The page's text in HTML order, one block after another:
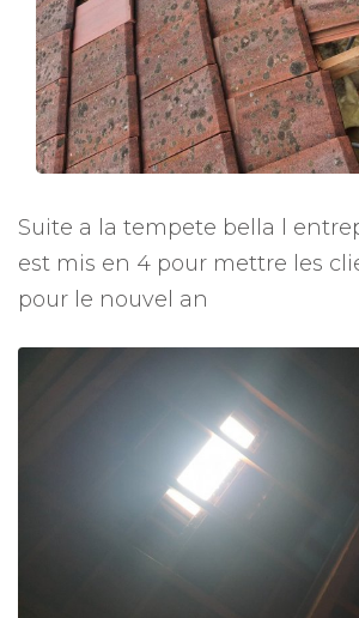
Suite a la tempete bella l
est mis en 4 pour mettre les
pour le nouvel an